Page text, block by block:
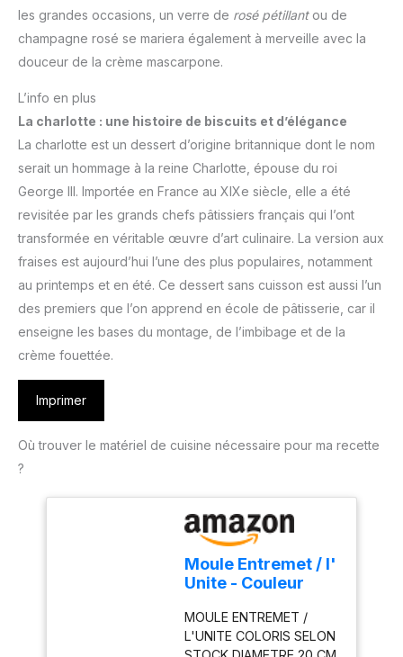
les grandes occasions, un verre de rosé pétillantou de
champagne rosé se mariera également à merveille avec la
douceur de la crème mascarpone.
L’info en plus
La charlotte : une histoire de biscuits et d’élégance
La charlotte est un dessert d’origine britannique dont le nom
serait un hommage à la reine Charlotte, épouse du roi
George III. Importée en France au XIXe siècle, elle a été
revisitée par les grands chefs pâtissiers français qui l’ont
transformée en véritable œuvre d’art culinaire. La version aux
fraises est aujourd’hui l’une des plus populaires, notamment
au printemps et en été. Ce dessert sans cuisson est aussi l’un
des premiers que l’on apprend en école de pâtisserie, car il
enseigne les bases du montage, de l’imbibage et de la
crème fouettée.
Imprimer
Où trouver le matériel de cuisine nécessaire pour ma recette
?
Moule Entremet / l'
Unite - Couleur
MOULE ENTREMET /
L'UNITE COLORIS SELON